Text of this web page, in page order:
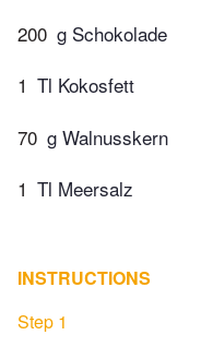
200 g Schokolade
1 Tl Kokosfett
70 g Walnusskern
1 Tl Meersalz
INSTRUCTIONS
Step 1